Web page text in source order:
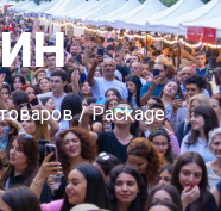
/ Package